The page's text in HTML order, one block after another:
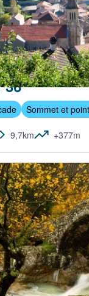
Sommet et
9,7km +377m